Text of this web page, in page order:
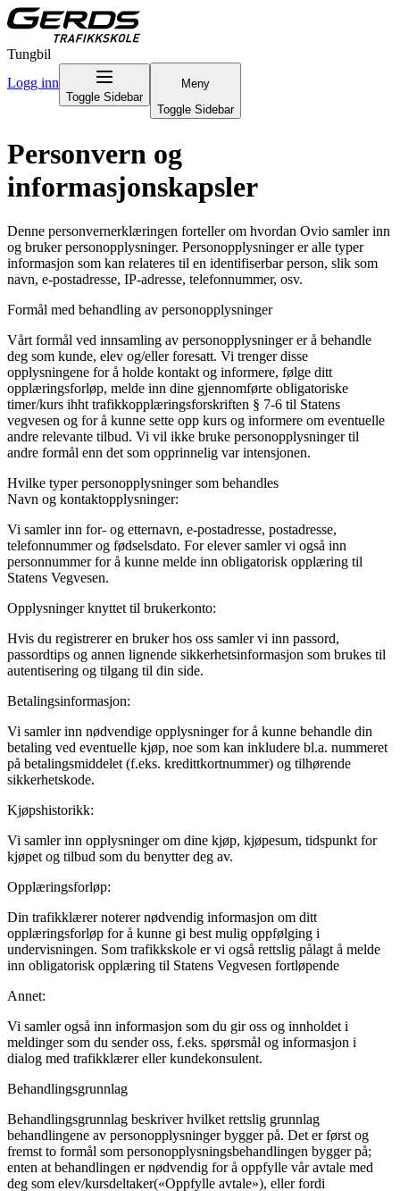
Tungbil
Logg inn
Toggle Sidebar
Meny
Toggle Sidebar
Personvern og
informasjonskapsler
Denne personvernerklæringen forteller om hvordan Ovio samler inn
og bruker personopplysninger. Personopplysninger er alle typer
informasjon som kan relateres til en identifiserbar person, slik som
navn, e-postadresse, IP-adresse, telefonnummer, osv.
Formål med behandling av personopplysninger
Vårt formål ved innsamling av personopplysninger er å behandle
deg som kunde, elev og/eller foresatt. Vi trenger disse
opplysningene for å holde kontakt og informere, følge ditt
opplæringsforløp, melde inn dine gjennomførte obligatoriske
timer/kurs ihht trafikkopplæringsforskriften § 7-6 til Statens
vegvesen og for å kunne sette opp kurs og informere om eventuelle
andre relevante tilbud. Vi vil ikke bruke personopplysninger til
andre formål enn det som opprinnelig var intensjonen.
Hvilke typer personopplysninger som behandles
Navn og kontaktopplysninger:
Vi samler inn for- og etternavn, e-postadresse, postadresse,
telefonnummer og fødselsdato. For elever samler vi også inn
personnummer for å kunne melde inn obligatorisk opplæring til
Statens Vegvesen.
Opplysninger knyttet til brukerkonto:
Hvis du registrerer en bruker hos oss samler vi inn passord,
passordtips og annen lignende sikkerhetsinformasjon som brukes til
autentisering og tilgang til din side.
Betalingsinformasjon:
Vi samler inn nødvendige opplysninger for å kunne behandle din
betaling ved eventuelle kjøp, noe som kan inkludere bl.a. nummeret
på betalingsmiddelet (f.eks. kredittkortnummer) og tilhørende
sikkerhetskode.
Kjøpshistorikk:
Vi samler inn opplysninger om dine kjøp, kjøpesum, tidspunkt for
kjøpet og tilbud som du benytter deg av.
Opplæringsforløp:
Din trafikklærer noterer nødvendig informasjon om ditt
opplæringsforløp for å kunne gi best mulig oppfølging i
undervisningen. Som trafikkskole er vi også rettslig pålagt å melde
inn obligatorisk opplæring til Statens Vegvesen fortløpende
Annet:
Vi samler også inn informasjon som du gir oss og innholdet i
meldinger som du sender oss, f.eks. spørsmål og informasjon i
dialog med trafikklærer eller kundekonsulent.
Behandlingsgrunnlag
Behandlingsgrunnlag beskriver hvilket rettslig grunnlag
behandlingene av personopplysninger bygger på. Det er først og
fremst to formål som personopplysningsbehandlingen bygger på;
enten at behandlingen er nødvendig for å oppfylle vår avtale med
deg som elev/kursdeltaker(«Oppfylle avtale»), eller fordi